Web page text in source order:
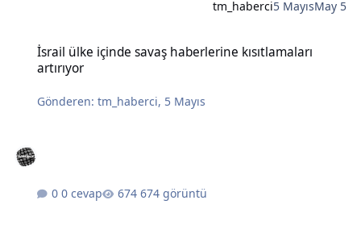
tm_haberci5 MayısMay 5
İsrail ülke içinde savaş haberlerine kısıtlamaları
artırıyor
Gönderen:tm_haberci, 5 Mayıs
0 cevap 674 görüntü